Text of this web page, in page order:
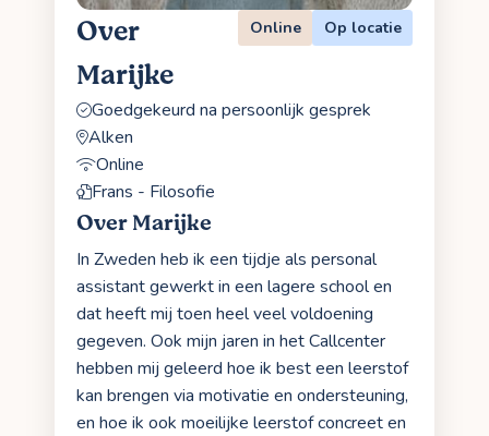
Over
Marijke
Online Op locatie
Goedgekeurd na persoonlijk gesprek
Alken
Online
Frans - Filosofie
Over Marijke
In Zweden heb ik een tijdje als personal
assistant gewerkt in een lagere school en
dat heeft mij toen heel veel voldoening
gegeven. Ook mijn jaren in het Callcenter
hebben mij geleerd hoe ik best een leerstof
kan brengen via motivatie en ondersteuning,
en hoe ik ook moeilijke leerstof concreet en